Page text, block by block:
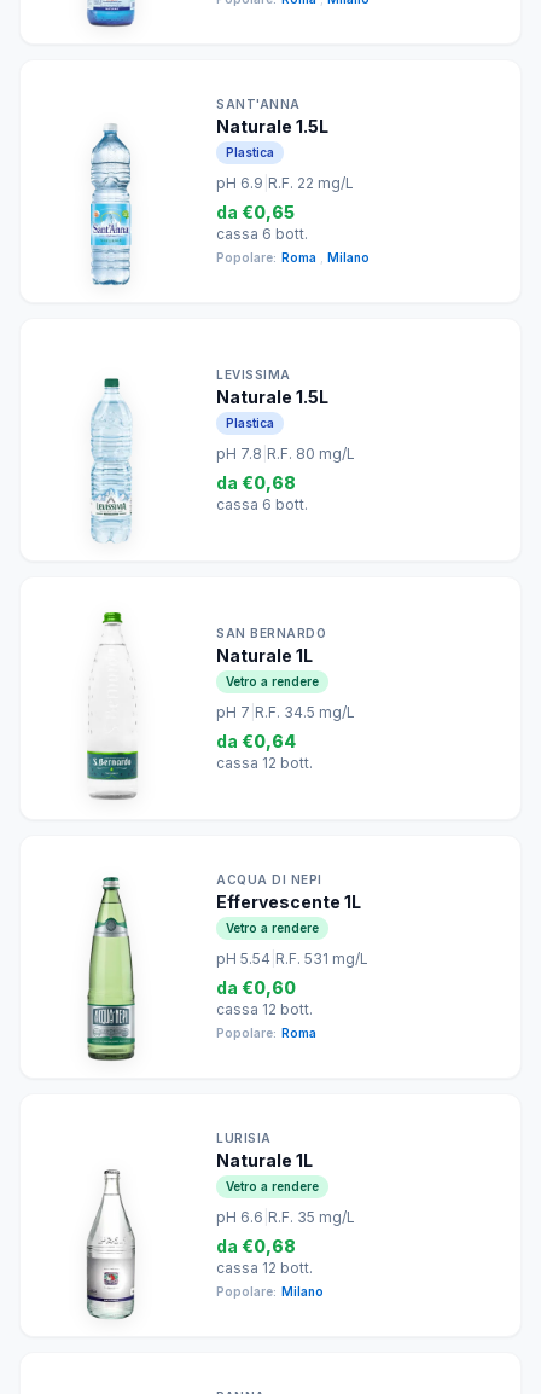
SANT'ANNA
Naturale 1.5L
Plastica
pH 6.9 R.F. 22 mg/L
da €0,65
cassa 6 bott.
Popolare: Roma Milano
LEVISSIMA
Naturale 1.5L
Plastica
pH 7.8 R.F. 80 mg/L
da €0,68
cassa 6 bott.
SAN BERNARDO
Naturale 1L
Vetro a rendere
pH 7 R.F. 34.5 mg/L
da €0,64
cassa 12 bott.
ACQUA DI NEPI
Effervescente 1L
Vetro a rendere
pH 5.54 R.F. 531 mg/L
da €0,60
cassa 12 bott.
Popolare: Roma
LURISIA
Naturale 1L
Vetro a rendere
pH 6.6 R.F. 35 mg/L
da €0,68
cassa 12 bott.
Popolare: Milano